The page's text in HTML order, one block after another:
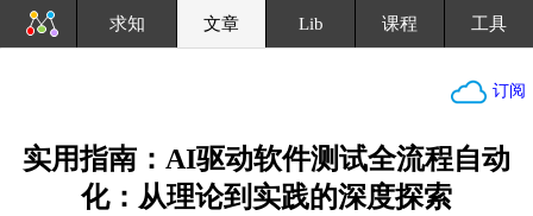
求知 文章 Lib 课程 工具
订阅
实用指南：AI驱动软件测试全流程自动
化：从理论到实践的深度探索